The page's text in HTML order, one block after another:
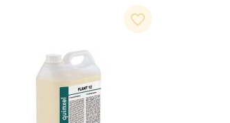
favorite_border